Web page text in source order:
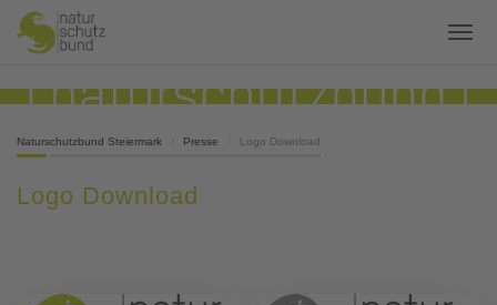
Naturschutzbund Steiermark Presse Logo Download
Logo Download